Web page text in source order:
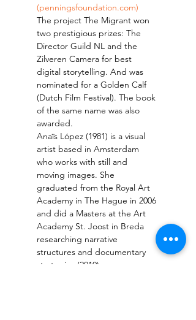
(penningsfoundation.com)
The project The Migrant won
two prestigious prizes: The
Director Guild NL and the
Zilveren Camera for best
digital storytelling. And was
nominated for a Golden Calf
(Dutch Film Festival). The book
of the same name was also
awarded.
Anaïs López (1981) is a visual
artist based in Amsterdam
who works with still and
moving images. She
graduated from the Royal Art
Academy in The Hague in 2006
and did a Masters at the Art
Academy St. Joost in Breda
researching narrative
structures and documentary
strategies (2010).